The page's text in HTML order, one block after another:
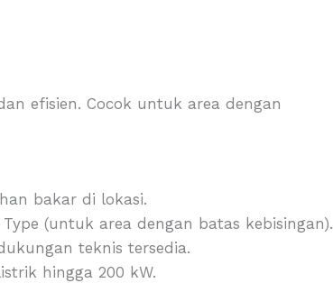
efisien. Cocok untuk area dengan
bakar di lokasi.
(untuk area dengan batas kebisingan).
teknis tersedia.
hingga 200 kW.